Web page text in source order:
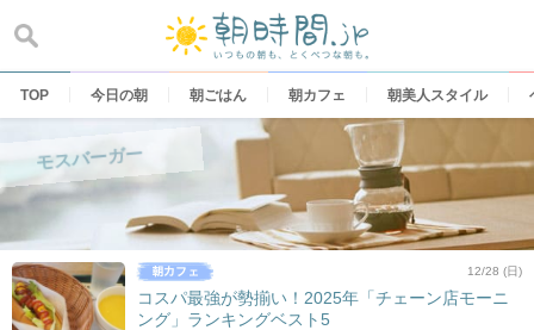
content
TOP 今日の朝 朝ごはん 朝カフェ 朝美人スタイル
モスバーガー
12/28 (日)
コスパ最強が勢揃い！2025年「チェーン店モーニ
ング」ランキングベスト5